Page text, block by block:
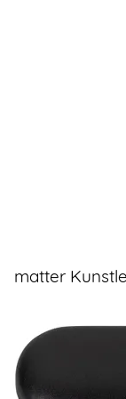
matter